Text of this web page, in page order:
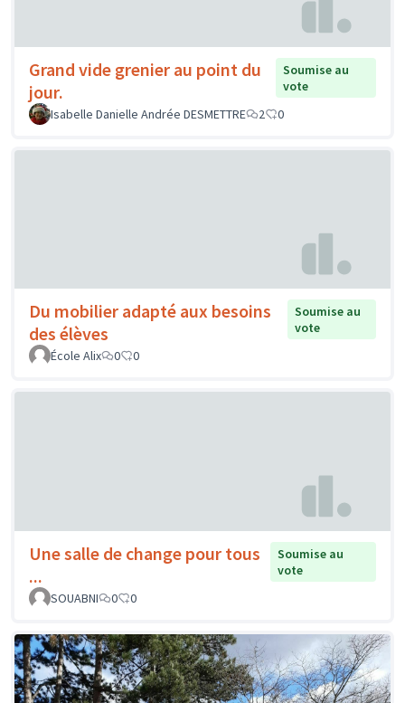
Grand vide grenier au point du
jour.
Soumise au
vote
Isabelle Danielle Andrée DESMETTRE
2 0
Du mobilier adapté aux besoins
des élèves
Soumise au
vote
École Alix
0 0
Une salle de change pour tous
...
Soumise au
vote
SOUABNI
0 0